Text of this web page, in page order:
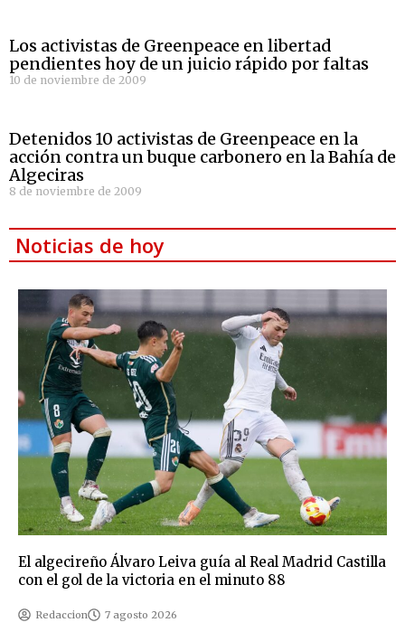
Los activistas de Greenpeace en libertad
pendientes hoy de un juicio rápido por faltas
10 de noviembre de 2009
Detenidos 10 activistas de Greenpeace en la
acción contra un buque carbonero en la Bahía de
Algeciras
8 de noviembre de 2009
Noticias de hoy
El algecireño Álvaro Leiva guía al Real Madrid Castilla
con el gol de la victoria en el minuto 88
Redaccion 7 agosto 2026